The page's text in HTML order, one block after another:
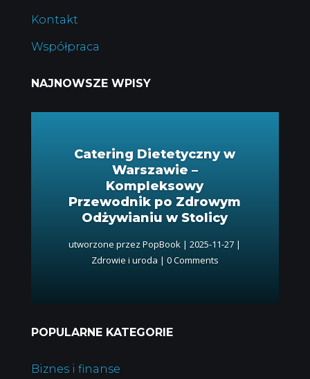
Kontakt
Współpraca
NAJNOWSZE WPISY
Catering Dietetyczny w
Warszawie –
Kompleksowy
Przewodnik po Zdrowym
Odżywianiu w Stolicy
utworzone przezPopBook |2025-11-27 |
Zdrowie i uroda | 0 Comments
POPULARNE KATEGORIE
Biznes i finanse